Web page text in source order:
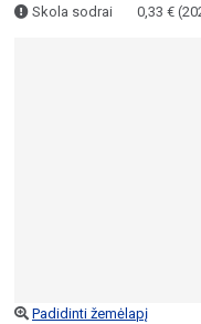
Skola sodrai
0,33 €
Padidinti žemėlapį